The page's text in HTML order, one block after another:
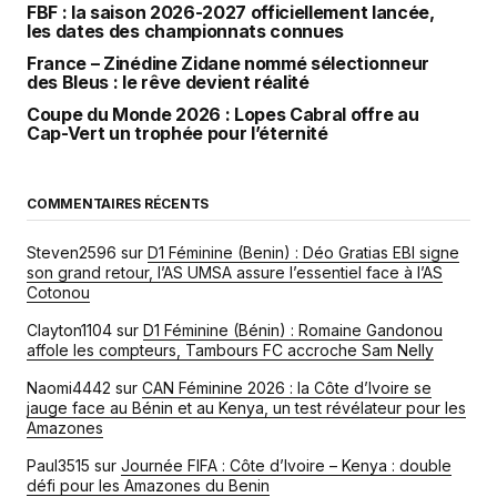
FBF : la saison 2026-2027 officiellement lancée,
les dates des championnats connues
France – Zinédine Zidane nommé sélectionneur
des Bleus : le rêve devient réalité
Coupe du Monde 2026 : Lopes Cabral offre au
Cap-Vert un trophée pour l’éternité
COMMENTAIRES RÉCENTS
Steven2596 sur D1 Féminine (Benin) : Déo Gratias EBI signe
son grand retour, l’AS UMSA assure l’essentiel face à l’AS
Cotonou
Clayton1104 sur D1 Féminine (Bénin) : Romaine Gandonou
affole les compteurs, Tambours FC accroche Sam Nelly
Naomi4442 sur CAN Féminine 2026 : la Côte d’Ivoire se
jauge face au Bénin et au Kenya, un test révélateur pour les
Amazones
Paul3515 sur Journée FIFA : Côte d’Ivoire – Kenya : double
défi pour les Amazones du Benin